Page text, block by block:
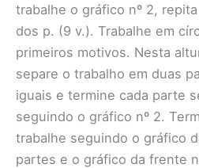
trabalhe o gráfico nº 2,
dos p. (9 v.). Trabalhe em
primeiros motivos. Nesta
separe o trabalho em duas
iguais e termine cada parte
seguindo o gráfico nº 2.
trabalhe seguindo o gráfico
partes e o gráfico da frente